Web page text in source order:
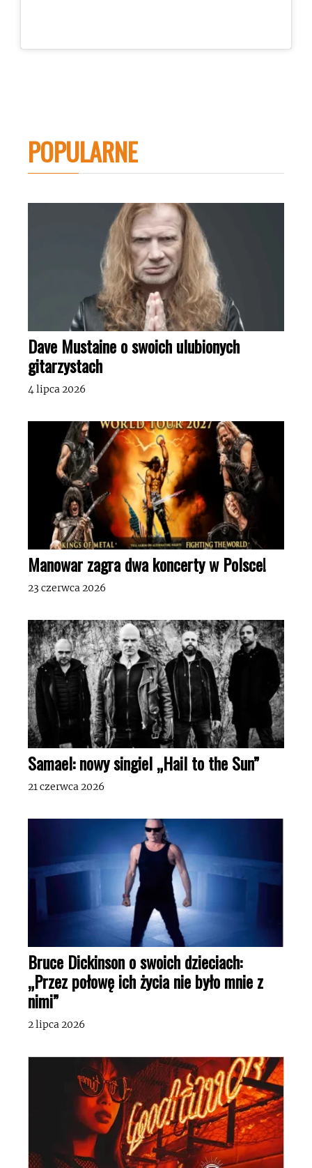
POPULARNE
Dave Mustaine o swoich ulubionych
gitarzystach
4 lipca 2026
Manowar zagra dwa koncerty w Polsce!
23 czerwca 2026
Samael: nowy singiel „Hail to the Sun”
21 czerwca 2026
Bruce Dickinson o swoich dzieciach:
„Przez połowę ich życia nie było mnie z
nimi”
2 lipca 2026